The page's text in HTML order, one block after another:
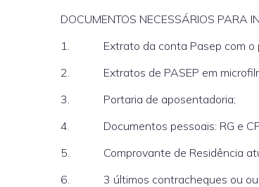
DOCUMENTOS NECESSÁRIOS PARA
1. Extrato da conta Pasep com o
2. Extratos de PASEP em
3. Portaria de aposentadoria;
4. Documentos pessoais: RG e CPF
5. Comprovante de Residência
6. 3 últimos contracheques ou